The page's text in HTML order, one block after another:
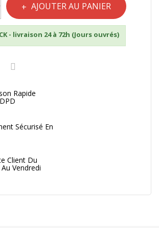
AJOUTER AU PANIER
- livraison 24 à 72h (Jours ouvrés)
Rapide
Sécurisé En
Client Du
Vendredi